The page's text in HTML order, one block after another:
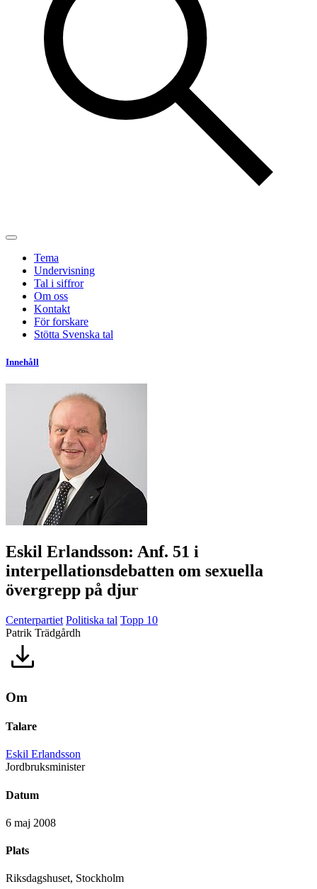
Tema
Undervisning
Tal i siffror
Om oss
Kontakt
För forskare
Stötta Svenska tal
Innehåll
Eskil Erlandsson: Anf. 51 i
interpellationsdebatten om sexuella
övergrepp på djur
Centerpartiet Politiska tal Topp 10
Patrik Trädgårdh
Om
Talare
Eskil Erlandsson
Jordbruksminister
Datum
6 maj 2008
Plats
Riksdagshuset, Stockholm